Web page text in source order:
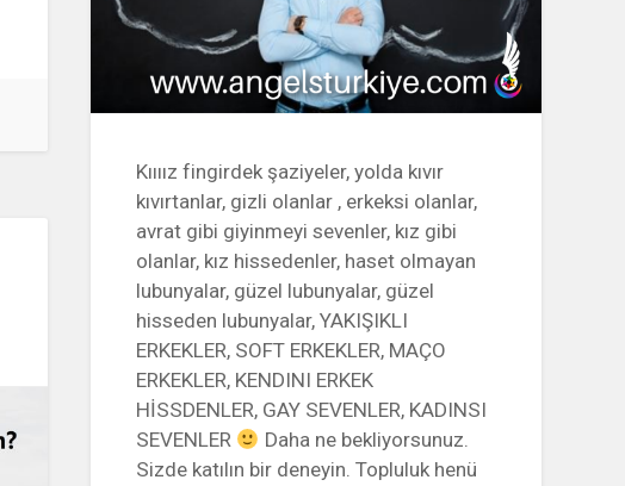
Kıııız fingirdek şaziyeler, yolda kıvır
kıvırtanlar, gizli olanlar , erkeksi olanlar,
avrat gibi giyinmeyi sevenler, kız gibi
olanlar, kız hissedenler, haset olmayan
lubunyalar, güzel lubunyalar, güzel
hisseden lubunyalar, YAKIŞIKLI
ERKEKLER, SOFT ERKEKLER, MAÇO
ERKEKLER, KENDINI ERKEK
HİSSDENLER, GAY SEVENLER, KADINSI
SEVENLER
Daha ne bekliyorsunuz.
Sizde katılın bir deneyin. Topluluk henü